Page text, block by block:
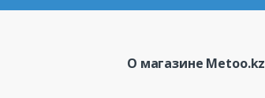
О магазине Metoo.kz